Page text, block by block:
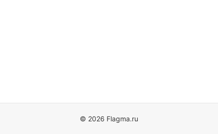
© 2026 Flagma.ru